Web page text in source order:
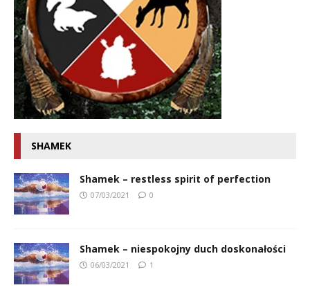
SHAMEK
Shamek – restless spirit of perfection
07/03/2021 0
Shamek – niespokojny duch doskonałości
06/03/2021 1